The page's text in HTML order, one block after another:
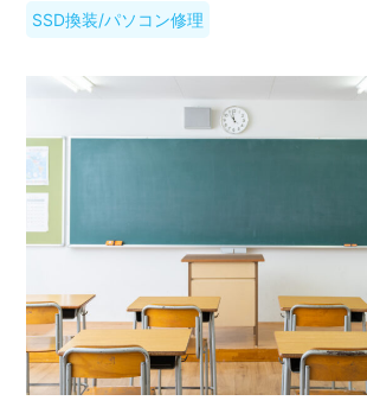
SSD換装/パソコン修理